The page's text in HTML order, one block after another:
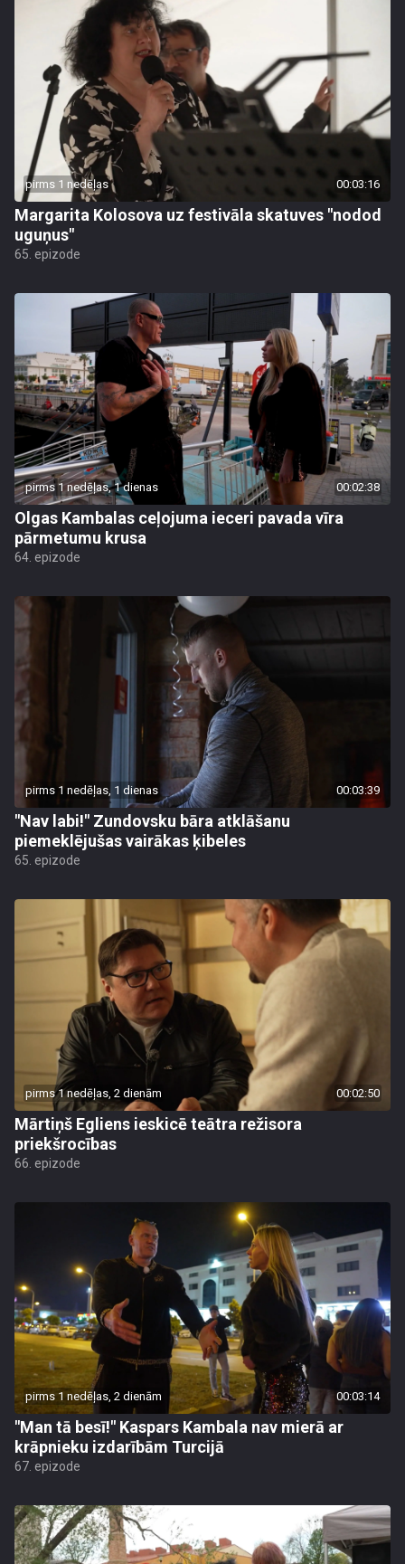
pirms 1 nedēļas 00:03:16
Margarita Kolosova uz festivāla skatuves "nodod
uguņus"
65. epizode
pirms 1 nedēļas, 1 dienas 00:02:38
Olgas Kambalas ceļojuma ieceri pavada vīra
pārmetumu krusa
64. epizode
pirms 1 nedēļas, 1 dienas 00:03:39
"Nav labi!" Zundovsku bāra atklāšanu
piemeklējušas vairākas ķibeles
65. epizode
pirms 1 nedēļas, 2 dienām 00:02:50
Mārtiņš Egliens ieskicē teātra režisora
priekšrocības
66. epizode
pirms 1 nedēļas, 2 dienām 00:03:14
"Man tā besī!" Kaspars Kambala nav mierā ar
krāpnieku izdarībām Turcijā
67. epizode